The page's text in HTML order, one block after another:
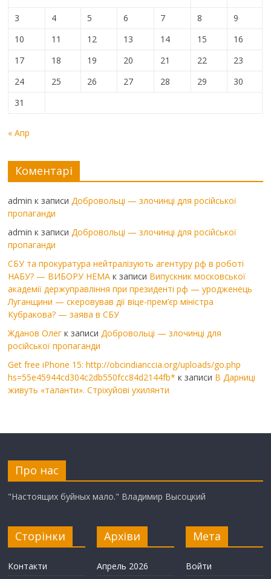
3
4 5 6 7 8
9
10
11 12 13 14 15
16
17
18 19 20 21 22
23
24
25 26 27 28 29
30
31
« Апр
Коментарі
admin к записиДобровольці — злочинці для російської
пропаганди
admin к записиДобровольці — злочинці для російської
пропаганди
СБУ та прокуратура нейтралізують агентуру рф в роботі
НАБУ? — ВИБОРУ НЕМА к записи Випускник московської
академії держуправління при президенті рф — уродженець
Луганщини — скеровував дії віце-прем’єр міністра
Кубракова? — заява в СБУ
Жданов Олег к записиДобровольці — злочинці для
російської пропаганди
Get free iPhone 15: http://obcindianccia.org/uploads/go.php
hs=55e45944cd304c2db550fcc84d2144fb* к записи В Дарниці
живуть «таланти». Стріхуйові ухилянти
Про нас
"Настоящих буйных мало." Владимир Высоцкий
Сторінки
Контакти
Архіви
Апрель 2026
Мета
Войти